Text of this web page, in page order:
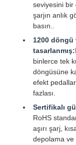
seviyesini bir
şarjın anlık
basın..
1200
tasarlanmış:
binlerce tek
döngüsüne
efekt
fazlası.
Sertifikalı
RoHS
aşırı şarj,
depolama ve